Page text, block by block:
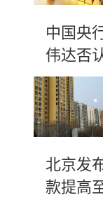
中国央
伟达否
北京发
款提高